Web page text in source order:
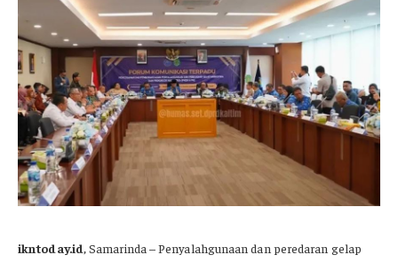
ikntoday.id, Samarinda – Penyalahgunaan dan peredaran gelap